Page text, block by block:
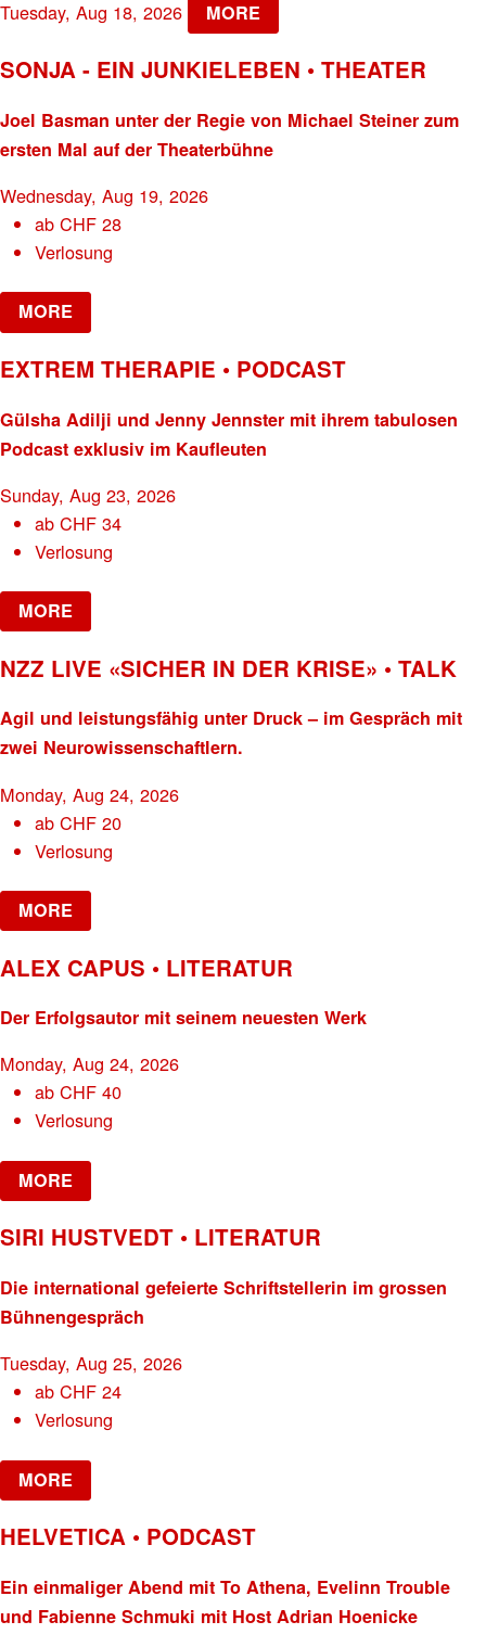
Tuesday, Aug 18, 2026 MORE
SONJA - EIN JUNKIELEBEN • THEATER
Joel Basman unter der Regie von Michael Steiner zum
ersten Mal auf der Theaterbühne
Wednesday, Aug 19, 2026
abCHF 28
Verlosung
MORE
EXTREM THERAPIE • PODCAST
Gülsha Adilji und Jenny Jennster mit ihrem tabulosen
Podcast exklusiv im Kaufleuten
Sunday, Aug 23, 2026
abCHF 34
Verlosung
MORE
NZZ LIVE «SICHER IN DER KRISE» • TALK
Agil und leistungsfähig unter Druck – im Gespräch mit
zwei Neurowissenschaftlern.
Monday, Aug 24, 2026
abCHF 20
Verlosung
MORE
ALEX CAPUS • LITERATUR
Der Erfolgsautor mit seinem neuesten Werk
Monday, Aug 24, 2026
abCHF 40
Verlosung
MORE
SIRI HUSTVEDT • LITERATUR
Die international gefeierte Schriftstellerin im grossen
Bühnengespräch
Tuesday, Aug 25, 2026
abCHF 24
Verlosung
MORE
HELVETICA • PODCAST
Ein einmaliger Abend mit To Athena, Evelinn Trouble
und Fabienne Schmuki mit Host Adrian Hoenicke